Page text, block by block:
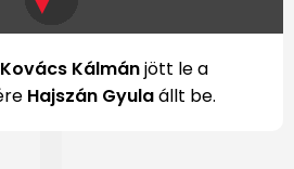
Kovács Kálmánjött le a
Hajszán Gyulaállt be.